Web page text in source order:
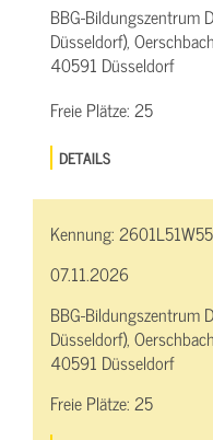
BBG-Bildungszentrum
Düsseldorf),
40591 Düsseldorf
Freie Plätze:25
DETAILS
Kennung:2601L51W55
07.11.2026
BBG-Bildungszentrum
Düsseldorf),
40591 Düsseldorf
Freie Plätze:25